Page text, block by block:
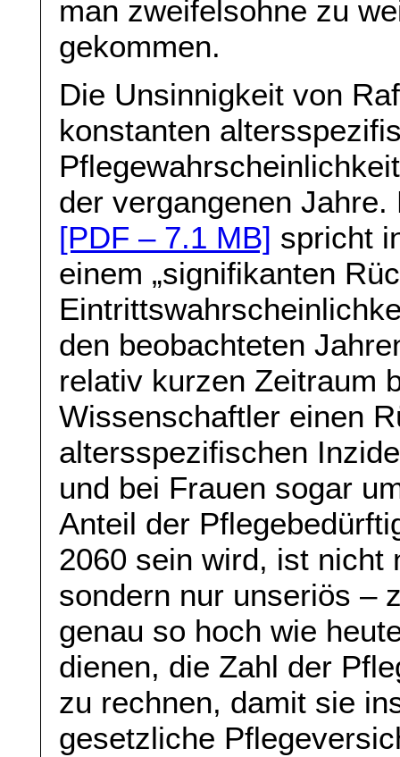
man zweifelsohne zu
gekommen.
Die Unsinnigkeit von
konstanten
der vergangenen
[PDF – 7.1 MB] spricht
einem „signifikanten
den beobachteten
relativ kurzen Zeitraum
Wissenschaftler einen
altersspezifischen
und bei Frauen sogar
Anteil der
2060 sein wird, ist nicht
sondern nur unseriös –
genau so hoch wie
dienen, die Zahl der
zu rechnen, damit sie
gesetzliche